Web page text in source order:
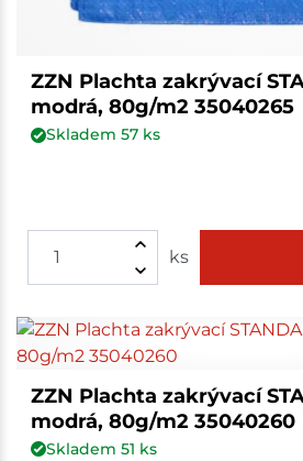
ZZN Plachta zakrývací
modrá, 80g/m2 35040265
Skladem 57ks
ks
ZZN Plachta zakrývací
modrá, 80g/m2 35040260
Skladem 51 ks